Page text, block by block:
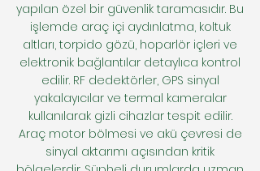
yapılan özel bir güvenlik taramasıdır. Bu
işlemde araç içi aydınlatma, koltuk
altları, torpido gözü, hoparlör içleri ve
elektronik bağlantılar detaylıca kontrol
edilir. RF dedektörler, GPS sinyal
yakalayıcılar ve termal kameralar
kullanılarak gizli cihazlar tespit edilir.
Araç motor bölmesi ve akü çevresi de
sinyal aktarımı açısından kritik